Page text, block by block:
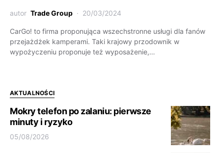
autor Trade Group 20/03/2024
CarGo! to firma proponująca wszechstronne usługi dla fanów
przejażdżek kamperami. Taki krajowy przodownik w
wypożyczeniu proponuje też wyposażenie,…
AKTUALNOŚCI
Mokry telefon po zalaniu: pierwsze
minuty i ryzyko
05/08/2026